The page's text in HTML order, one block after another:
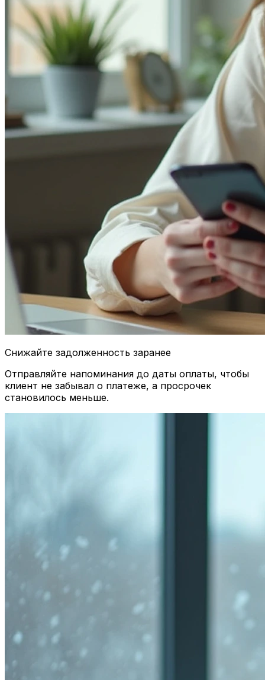
Снижайте задолженность заранее
Отправляйте напоминания до даты оплаты, чтобы
клиент не забывал о платеже, а просрочек
становилось меньше.